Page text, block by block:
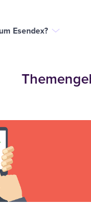
Esendex?